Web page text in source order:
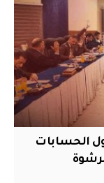
الحسابات